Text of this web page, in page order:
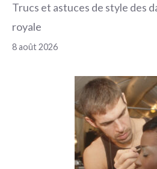
Trucs et astuces de style des
royale
8 août 2026